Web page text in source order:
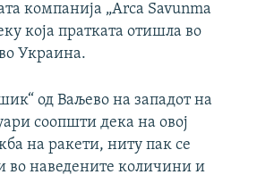
компанија „Arca Savunma
која пратката отишла во
Украина.
од Ваљево на западот на
соопшти дека на овој
на ракети, ниту пак се
во наведените количини и